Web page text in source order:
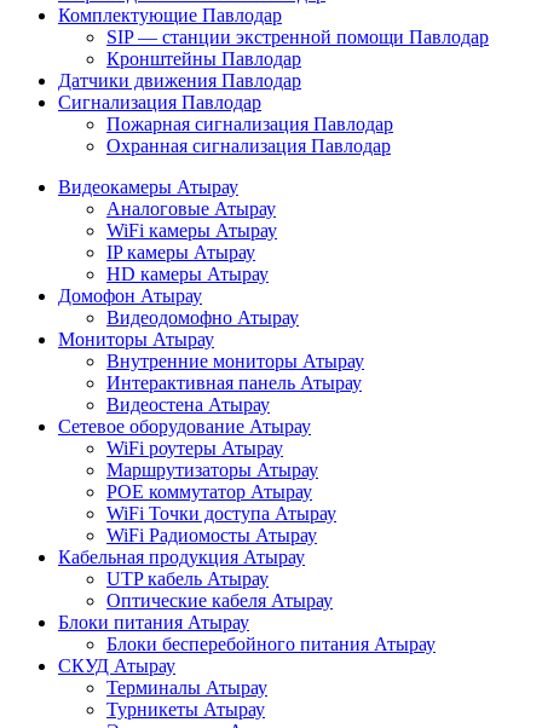
Комплектующие Павлодар
SIP — станции экстренной помощи Павлодар
Кронштейны Павлодар
Датчики движения Павлодар
Сигнализация Павлодар
Пожарная сигнализация Павлодар
Охранная сигнализация Павлодар
Видеокамеры Атырау
Аналоговые Атырау
WiFi камеры Атырау
IP камеры Атырау
HD камеры Атырау
Домофон Атырау
Видеодомофно Атырау
Мониторы Атырау
Внутренние мониторы Атырау
Интерактивная панель Атырау
Видеостена Атырау
Сетевое оборудование Атырау
WiFi роутеры Атырау
Маршрутизаторы Атырау
POE коммутатор Атырау
WiFi Точки доступа Атырау
WiFi Радиомосты Атырау
Кабельная продукция Атырау
UTP кабель Атырау
Оптические кабеля Атырау
Блоки питания Атырау
Блоки бесперебойного питания Атырау
СКУД Атырау
Терминалы Атырау
Турникеты Атырау